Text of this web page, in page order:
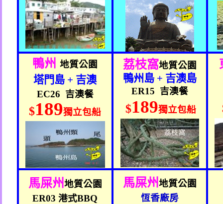
鴨州 地質公園
塔門島 + 吉澳
EC26 吉澳餐
$189獨立包船
荔枝窩地質公園
鴨州島+ 吉澳島
ER15 吉澳餐
$189獨立包船
馬屎州地質公園
ER03港式BBQ
馬屎州地質公園
恆香廠房